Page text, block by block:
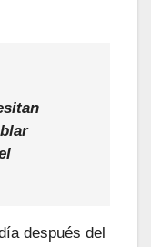
después del